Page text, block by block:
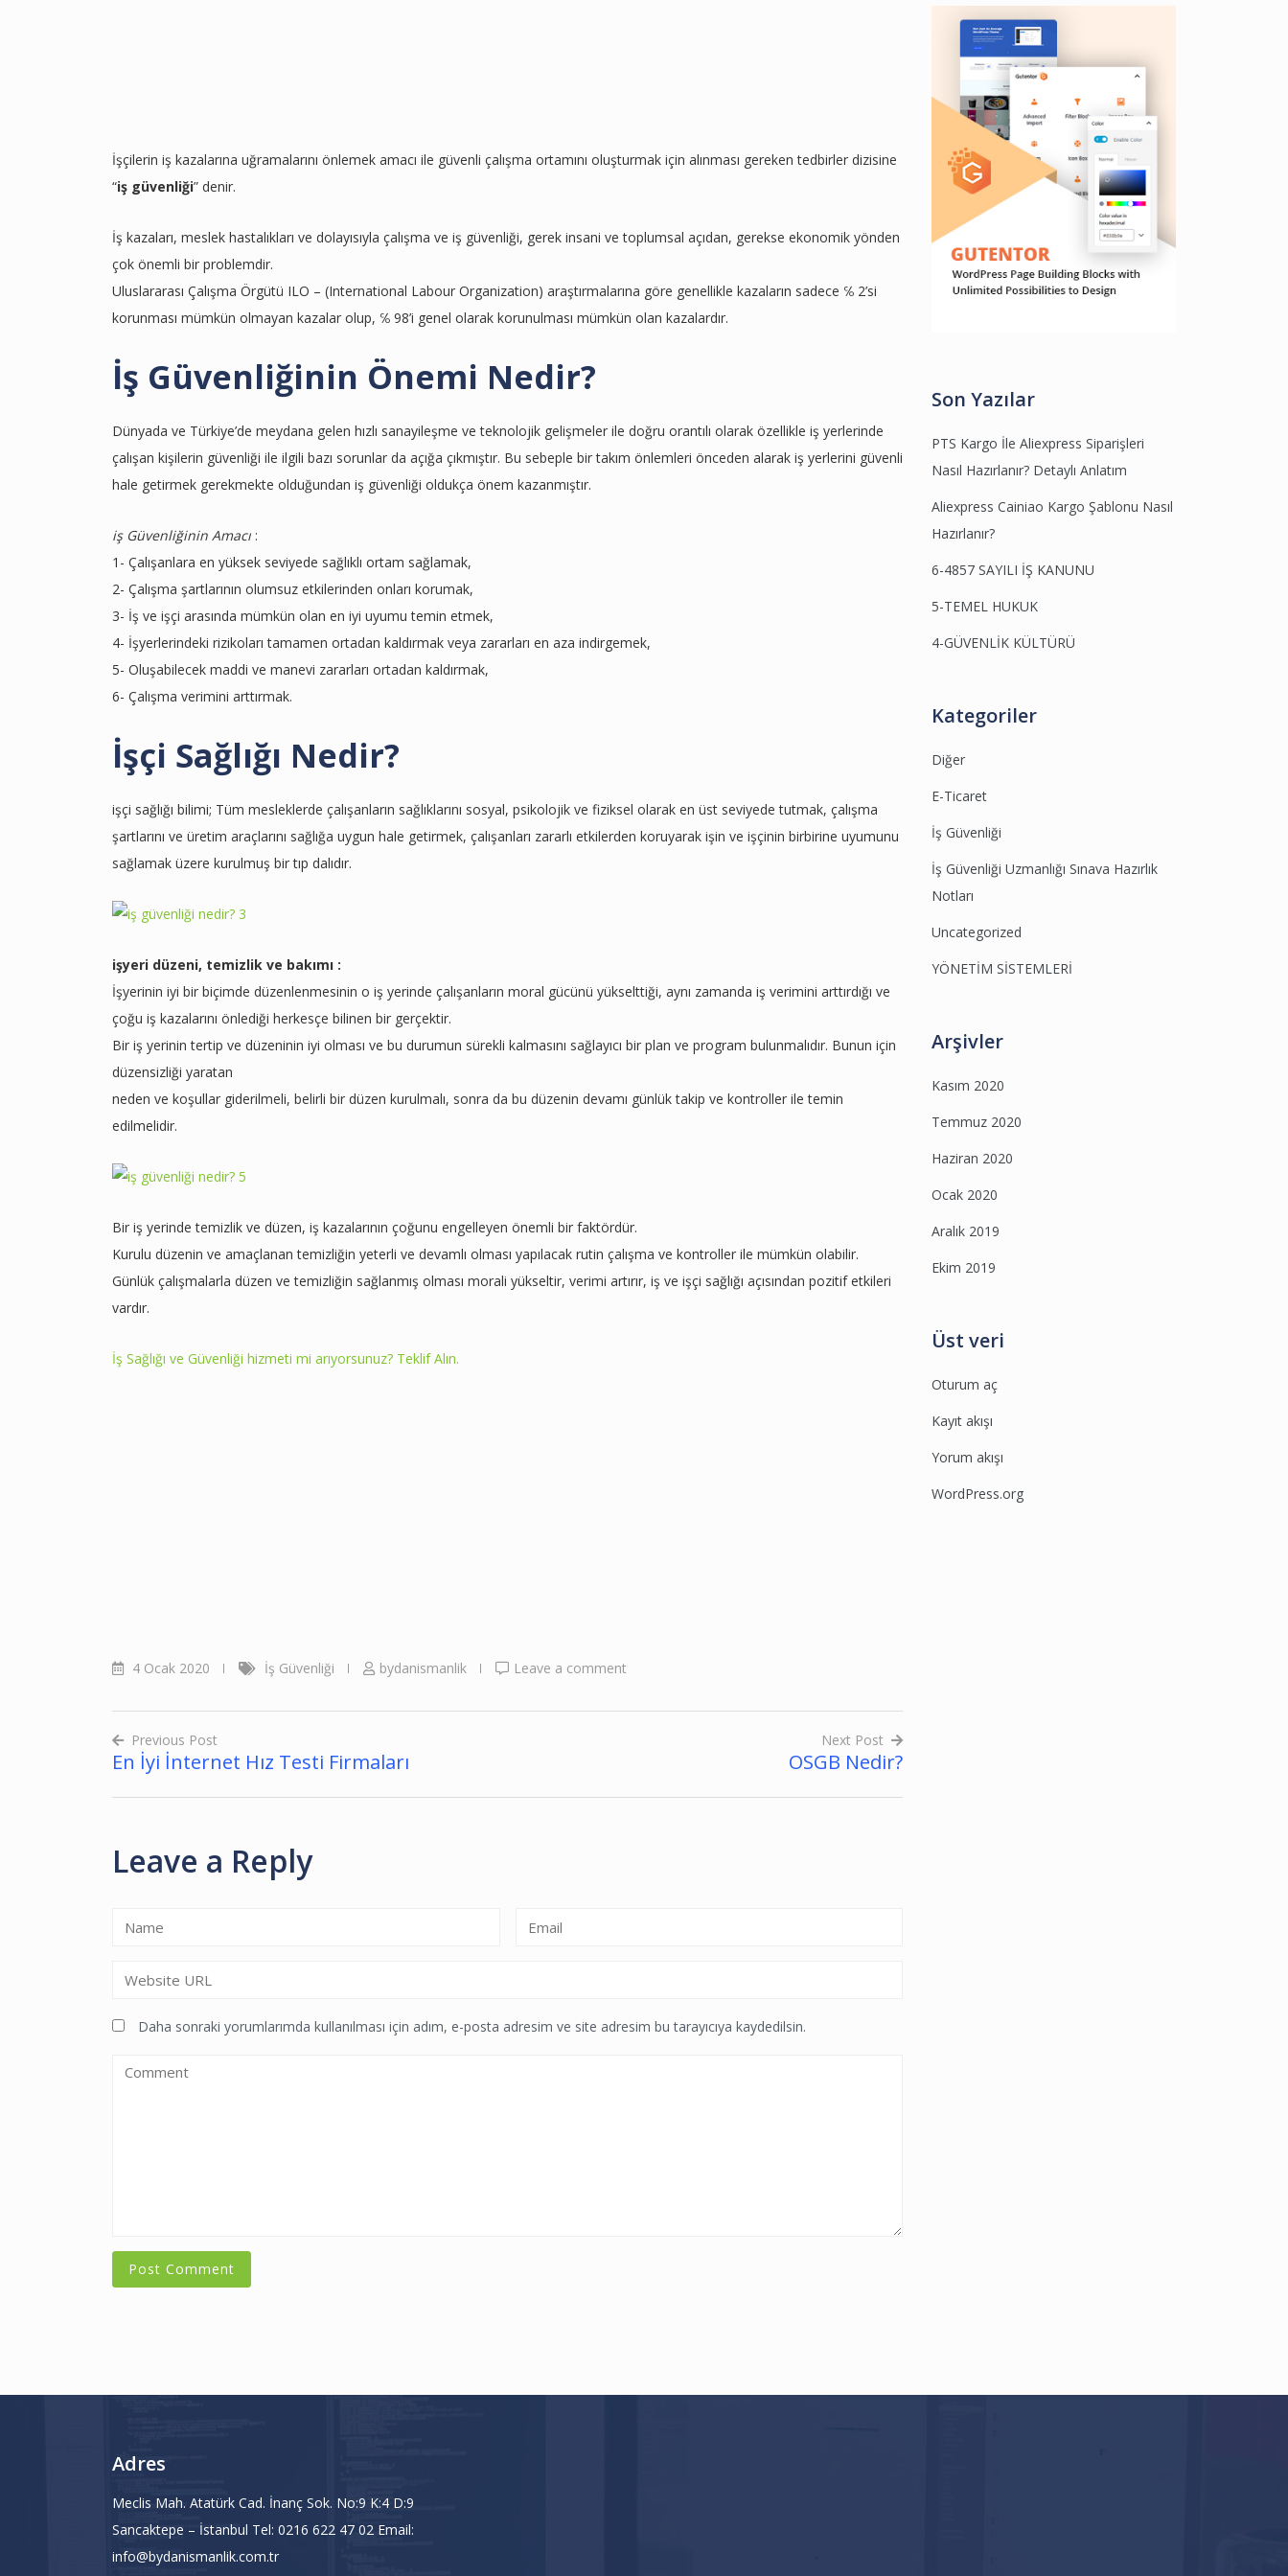
İşçilerin iş kazalarına uğramalarını önlemek amacı ile güvenli çalışma ortamını oluşturmak için alınması gereken tedbirler dizisine
“iş güvenliği” denir.
İş kazaları, meslek hastalıkları ve dolayısıyla çalışma ve iş güvenliği, gerek insani ve toplumsal açıdan, gerekse ekonomik yönden
çok önemli bir problemdir.
Uluslararası Çalışma Örgütü ILO – (International Labour Organization) araştırmalarına göre genellikle kazaların sadece ℅ 2’si
korunması mümkün olmayan kazalar olup, ℅ 98’i genel olarak korunulması mümkün olan kazalardır.
İş Güvenliğinin Önemi Nedir?
Dünyada ve Türkiye’de meydana gelen hızlı sanayileşme ve teknolojik gelişmeler ile doğru orantılı olarak özellikle iş yerlerinde
çalışan kişilerin güvenliği ile ilgili bazı sorunlar da açığa çıkmıştır. Bu sebeple bir takım önlemleri önceden alarak iş yerlerini güvenli
hale getirmek gerekmekte olduğundan iş güvenliği oldukça önem kazanmıştır.
iş Güvenliğinin Amacı :
1- Çalışanlara en yüksek seviyede sağlıklı ortam sağlamak,
2- Çalışma şartlarının olumsuz etkilerinden onları korumak,
3- İş ve işçi arasında mümkün olan en iyi uyumu temin etmek,
4- İşyerlerindeki rizikoları tamamen ortadan kaldırmak veya zararları en aza indirgemek,
5- Oluşabilecek maddi ve manevi zararları ortadan kaldırmak,
6- Çalışma verimini arttırmak.
İşçi Sağlığı Nedir?
işçi sağlığı bilimi; Tüm mesleklerde çalışanların sağlıklarını sosyal, psikolojik ve fiziksel olarak en üst seviyede tutmak, çalışma
şartlarını ve üretim araçlarını sağlığa uygun hale getirmek, çalışanları zararlı etkilerden koruyarak işin ve işçinin birbirine uyumunu
sağlamak üzere kurulmuş bir tıp dalıdır.
işyeri düzeni, temizlik ve bakımı :
İşyerinin iyi bir biçimde düzenlenmesinin o iş yerinde çalışanların moral gücünü yükselttiği, aynı zamanda iş verimini arttırdığı ve
çoğu iş kazalarını önlediği herkesçe bilinen bir gerçektir.
Bir iş yerinin tertip ve düzeninin iyi olması ve bu durumun sürekli kalmasını sağlayıcı bir plan ve program bulunmalıdır. Bunun için
düzensizliği yaratan
neden ve koşullar giderilmeli, belirli bir düzen kurulmalı, sonra da bu düzenin devamı günlük takip ve kontroller ile temin
edilmelidir.
Bir iş yerinde temizlik ve düzen, iş kazalarının çoğunu engelleyen önemli bir faktördür.
Kurulu düzenin ve amaçlanan temizliğin yeterli ve devamlı olması yapılacak rutin çalışma ve kontroller ile mümkün olabilir.
Günlük çalışmalarla düzen ve temizliğin sağlanmış olması morali yükseltir, verimi artırır, iş ve işçi sağlığı açısından pozitif etkileri
vardır.
İş Sağlığı ve Güvenliği hizmeti mi arıyorsunuz? Teklif Alın.
4 Ocak 2020 İş Güvenliği bydanismanlik Leave a comment
Yazı
gezinmesi
Previous Post
En İyi İnternet Hız Testi Firmaları
Next Post
OSGB Nedir?
Leave a Reply
Daha sonraki yorumlarımda kullanılması için adım, e-posta adresim ve site adresim bu tarayıcıya kaydedilsin.
Son Yazılar
PTS Kargo İle Aliexpress Siparişleri
Nasıl Hazırlanır? Detaylı Anlatım
Aliexpress Cainiao Kargo Şablonu Nasıl
Hazırlanır?
6-4857 SAYILI İŞ KANUNU
5-TEMEL HUKUK
4-GÜVENLİK KÜLTÜRÜ
Kategoriler
Diğer
E-Ticaret
İş Güvenliği
İş Güvenliği Uzmanlığı Sınava Hazırlık
Notları
Uncategorized
YÖNETİM SİSTEMLERİ
Arşivler
Kasım 2020
Temmuz 2020
Haziran 2020
Ocak 2020
Aralık 2019
Ekim 2019
Üst veri
Oturum aç
Kayıt akışı
Yorum akışı
WordPress.org
Adres
Meclis Mah. Atatürk Cad. İnanç Sok. No:9 K:4 D:9
Sancaktepe – İstanbul Tel: 0216 622 47 02 Email:
info@bydanismanlik.com.tr